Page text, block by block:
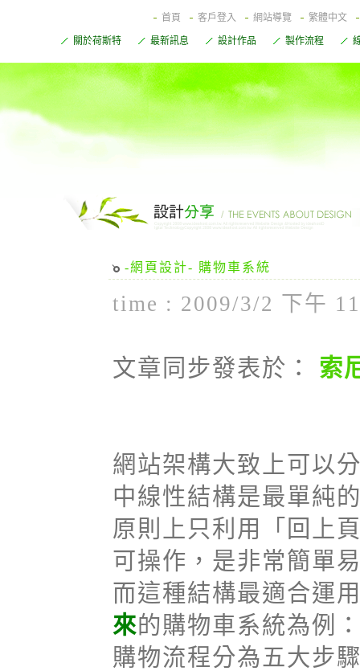
繁體中文
網站導覽
客戶登入
首頁
關於荷斯特 最新訊息 設計作品 製作流程
-網頁設計- 購物車系統
time : 2009/3/2 下午
文章同步發表於： 索
網站架構大致上可以
中線性結構是最單純
原則上只利用「回上
可操作，是非常簡單
而這種結構最適合運
來的購物車系統為例
購物流程分為五大步